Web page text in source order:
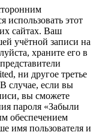
использовать этот
сайтах. Ваш
учётной записи на
храните его в
ни другое третье
случае, если вы
вы сможете
пароля «Забыли
обеспечением
имя пользователя и